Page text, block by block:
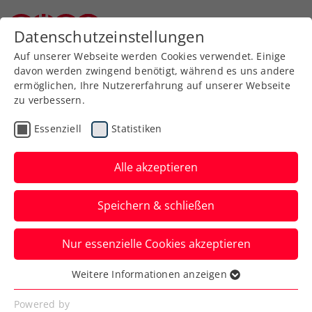
Zurück zur Newsübersicht
ATP
WTA Miami: Tagger mit
Nervenstärke in die 2.
Runde
Die ÖTV-Zukunftshoffnung gewinnt ihr
Auftaktspiel im Main Draw gar nach
abgewehrtem Matchball.
Verfasst von: Manuel Wachta, 19.03.2026
Datenschutzeinstellungen
Auf unserer Webseite werden Cookies verwendet. Einige
davon werden zwingend benötigt, während es uns andere
ermöglichen, Ihre Nutzererfahrung auf unserer Webseite
zu verbessern.
Essenziell Statistiken
Alle akzeptieren
Speichern & schließen
Nur essenzielle Cookies akzeptieren
Essenziell
Essenzielle Cookies werden für grundlegende
Weitere Informationen anzeigen
Powered by